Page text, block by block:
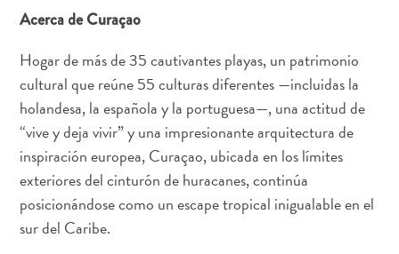
tu
The
Blue
Wave
Acerca de Curaçao
Hogar de más de 35 cautivantes playas, un patrimonio
cultural que reúne 55 culturas diferentes —incluidas la
holandesa, la española y la portuguesa—, una actitud de
“vive y deja vivir” y una impresionante arquitectura de
inspiración europea, Curaçao, ubicada en los límites
exteriores del cinturón de huracanes, continúa
posicionándose como un escape tropical inigualable en el
sur del Caribe.